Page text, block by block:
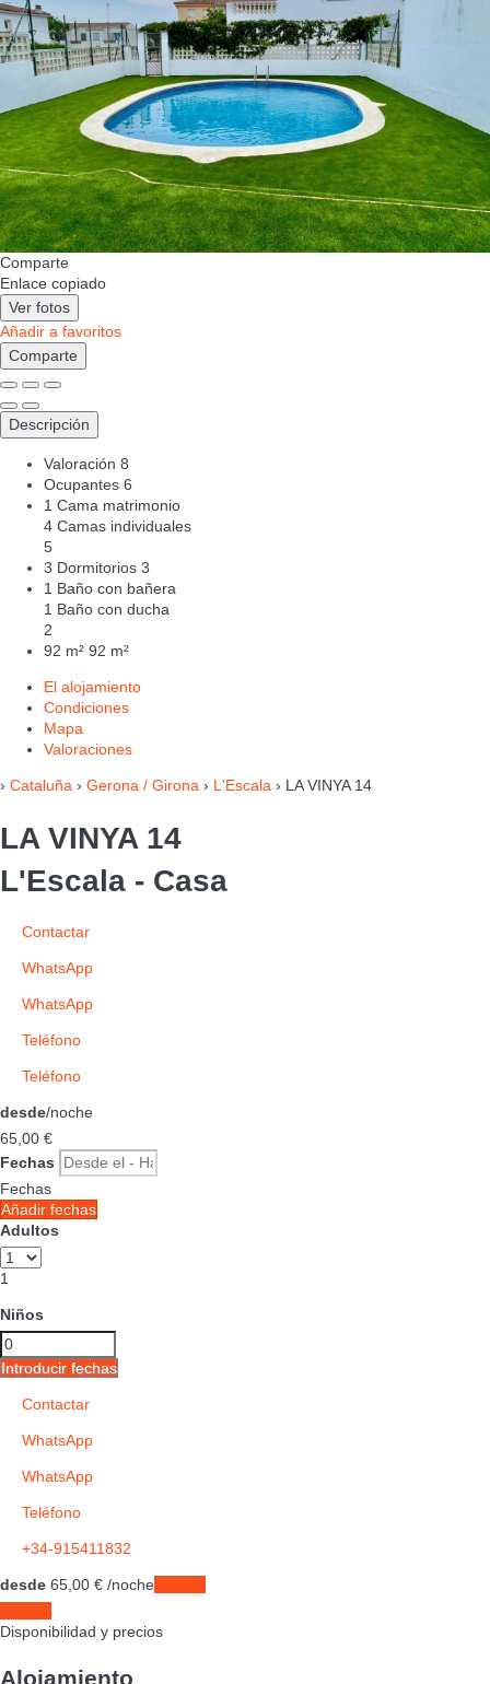
Comparte
Enlace copiado
Ver fotos
Añadir a favoritos
Comparte
Descripción
Valoración 8
Ocupantes 6
1 Cama matrimonio
4 Camas individuales
5
3 Dormitorios 3
1 Baño con bañera
1 Baño con ducha
2
92 m² 92 m²
El alojamiento
Condiciones
Mapa
Valoraciones
› Cataluña › Gerona / Girona › L'Escala › LA VINYA 14
LA VINYA 14
L'Escala - Casa
Contactar
WhatsApp
WhatsApp
Teléfono
Teléfono
desde/noche
65,00 €
Fechas
Fechas
Añadir fechas
Adultos
1
Niños
Introducir fechas
Contactar
WhatsApp
WhatsApp
Teléfono
+34-915411832
desde 65,00 € /noche
Disponibilidad y precios
Alojamiento